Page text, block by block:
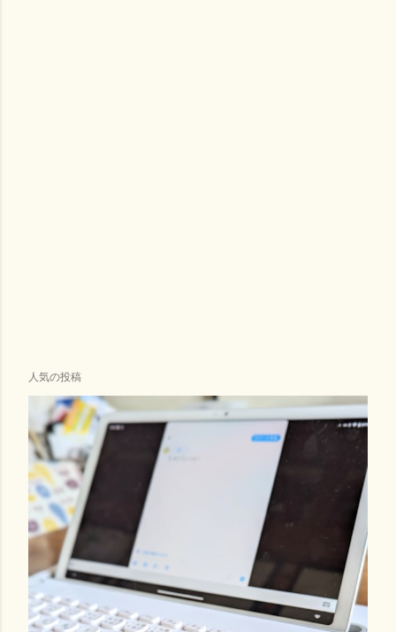
人気の投稿